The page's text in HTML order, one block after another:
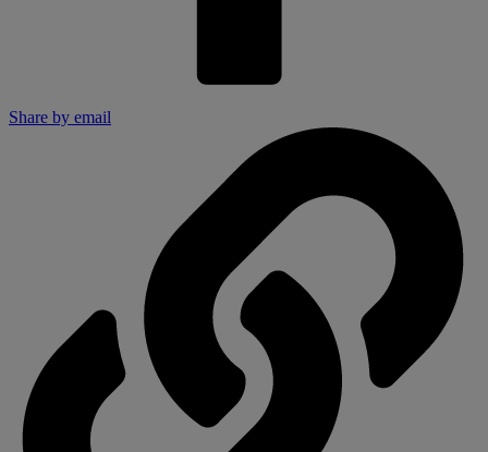
Share by email